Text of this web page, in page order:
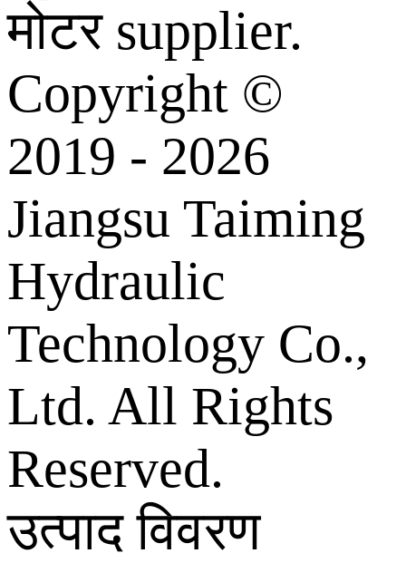
मोटर supplier.
Copyright ©
2019 - 2026
Jiangsu Taiming
Hydraulic
Technology Co.,
Ltd. All Rights
Reserved.
उत्पाद विवरण